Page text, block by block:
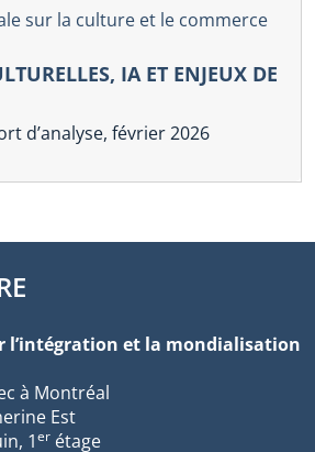
sur la culture et le commerce
IA ET ENJEUX DE
d’analyse, février 2026
l’intégration et la mondialisation
à Montréal
Est
1er étage